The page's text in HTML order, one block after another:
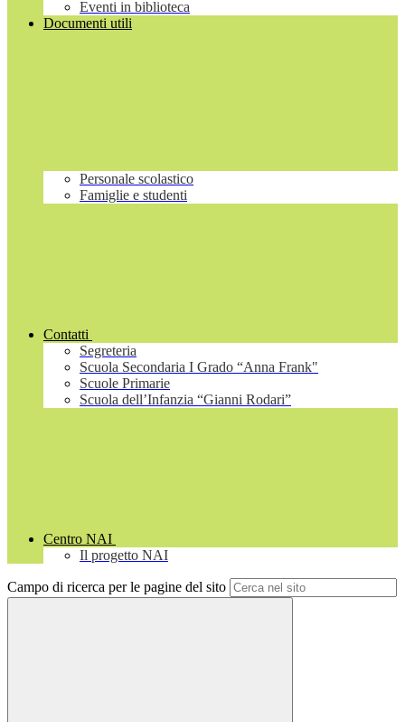
Eventi in biblioteca
Documenti utili
Personale scolastico
Famiglie e studenti
Contatti
Segreteria
Scuola Secondaria I Grado “Anna Frank"
Scuole Primarie
Scuola dell’Infanzia “Gianni Rodari”
Centro NAI
Il progetto NAI
Campo di ricerca per le pagine del sito